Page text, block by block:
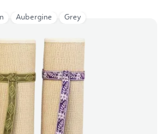
Aubergine Grey